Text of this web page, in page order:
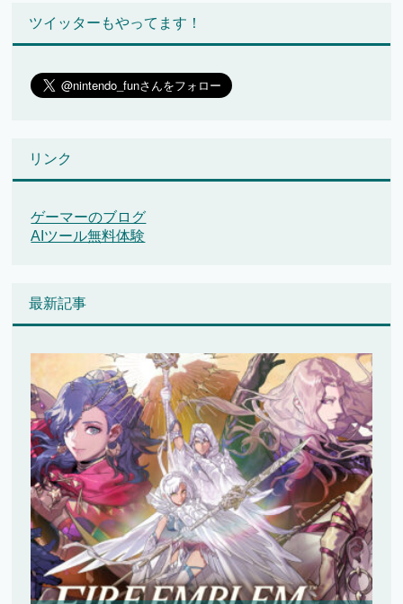
ツイッターもやってます！
リンク
ゲーマーのブログ
AIツール無料体験
最新記事